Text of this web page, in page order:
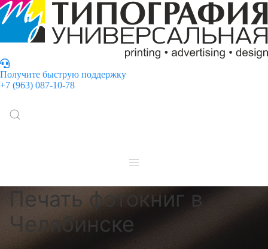
Получите быструю поддержку
+7 (963) 087-10-78
Печать фотокниг в
Челябинске